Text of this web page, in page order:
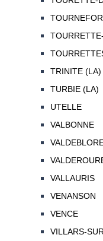
TRINITE (LA)
TURBIE (LA)
UTELLE
VALBONNE
VALLAURIS
VENANSON
VENCE
VILLARS-